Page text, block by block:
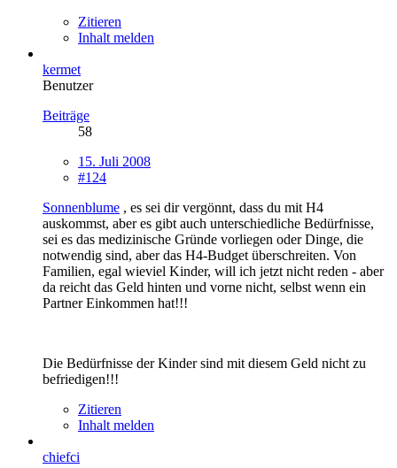
Zitieren
Inhalt melden
kermet
Benutzer
Beiträge
58
15. Juli 2008
#124
Sonnenblume , es sei dir vergönnt, dass du mit H4
auskommst, aber es gibt auch unterschiedliche Bedürfnisse,
sei es das medizinische Gründe vorliegen oder Dinge, die
notwendig sind, aber das H4-Budget überschreiten. Von
Familien, egal wieviel Kinder, will ich jetzt nicht reden - aber
da reicht das Geld hinten und vorne nicht, selbst wenn ein
Partner Einkommen hat!!!
Die Bedürfnisse der Kinder sind mit diesem Geld nicht zu
befriedigen!!!
Zitieren
Inhalt melden
chiefci